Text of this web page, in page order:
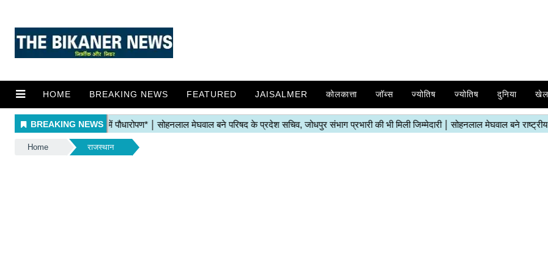
HOME BREAKING NEWS FEATURED JAISALMER कोलकात्ता जॉब्स ज्योतिष ज्योतिष दुनिया खेल
Home राजस्थान